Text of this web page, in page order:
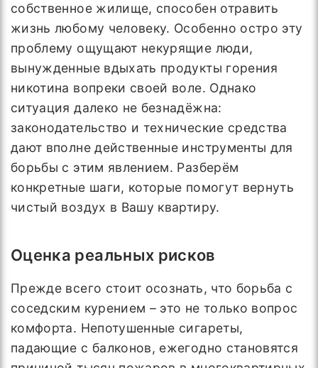
собственное жилище, способен отравить
жизнь любому человеку. Особенно остро эту
проблему ощущают некурящие люди,
вынужденные вдыхать продукты горения
никотина вопреки своей воле. Однако
ситуация далеко не безнадёжна:
законодательство и технические средства
дают вполне действенные инструменты для
борьбы с этим явлением. Разберём
конкретные шаги, которые помогут вернуть
чистый воздух в Вашу квартиру.
Оценка реальных рисков
Прежде всего стоит осознать, что борьба с
соседским курением – это не только вопрос
комфорта. Непотушенные сигареты,
падающие с балконов, ежегодно становятся